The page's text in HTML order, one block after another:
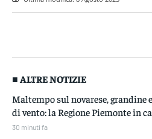
■ ALTRE NOTIZIE
Maltempo sul novarese, grandine
di vento: la Regione Piemonte in
30 minuti fa